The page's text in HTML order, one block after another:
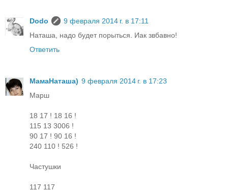
Dodo
9 февраля 2014 г. в 17:11
Наташа, надо будет порыться. Иак звбавно!
Ответить
МамаНаташа) 9 февраля 2014 г. в 17:23
Маpш
18 17 ! 18 16 !
115 13 3006 !
90 17 ! 90 16 !
240 110 ! 526 !
Частушки
117 117